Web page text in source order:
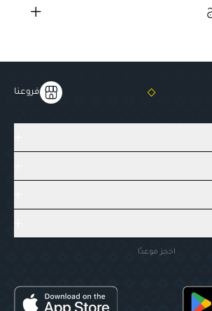
فروعنا
احجز موعدًا